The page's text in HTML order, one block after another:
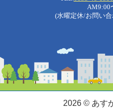
AM9:00
(水曜定休/お問い
2026 © あす